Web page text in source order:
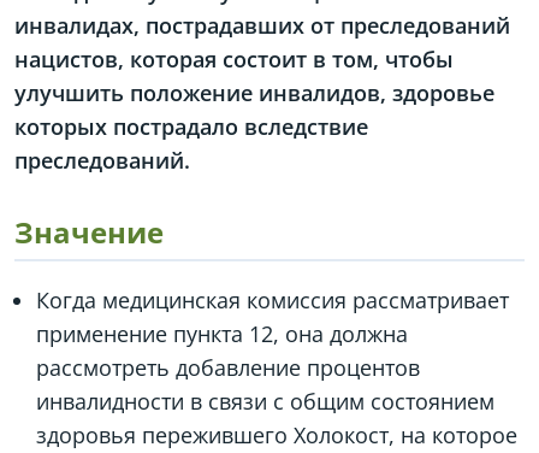
инвалидах, пострадавших от преследований
нацистов, которая состоит в том, чтобы
улучшить положение инвалидов, здоровье
которых пострадало вследствие
преследований.
Значение
Когда медицинская комиссия рассматривает
применение пункта 12, она должна
рассмотреть добавление процентов
инвалидности в связи с общим состоянием
здоровья пережившего Холокост, на которое